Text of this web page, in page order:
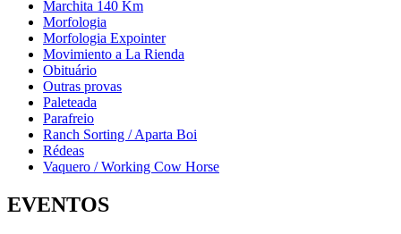
Marchita 140 Km
Morfologia
Morfologia Expointer
Movimiento a La Rienda
Obituário
Outras provas
Paleteada
Parafreio
Ranch Sorting / Aparta Boi
Rédeas
Vaquero / Working Cow Horse
EVENTOS